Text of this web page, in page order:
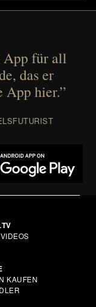
App für all
das er
App hier.”
KAUFEN